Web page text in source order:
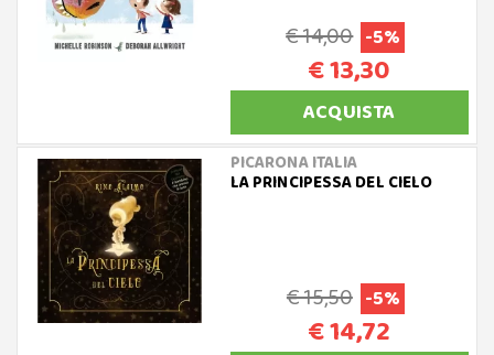
€ 14,00 -5%
€ 13,30
ACQUISTA
PICARONA ITALIA
LA PRINCIPESSA DEL CIELO
€ 15,50 -5%
€ 14,72